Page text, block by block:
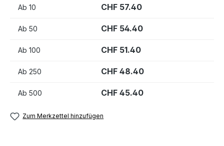
Ab 10 CHF 57.40
Ab 50 CHF 54.40
Ab 100 CHF 51.40
Ab 250 CHF 48.40
Ab 500 CHF 45.40
Zum Merkzettel hinzufügen